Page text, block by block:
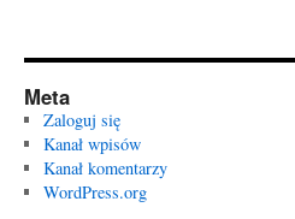
Meta
Zaloguj się
Kanał wpisów
Kanał komentarzy
WordPress.org